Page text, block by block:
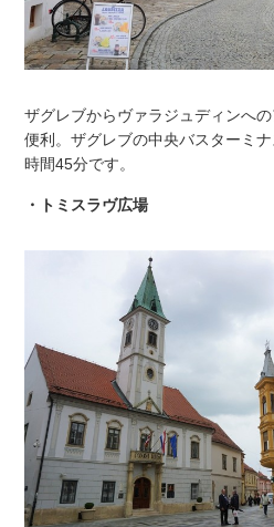
ザグレブからヴァラジュディンへ
便利。ザグレブの中央バスターミ
時間45分です。
・トミスラヴ広場